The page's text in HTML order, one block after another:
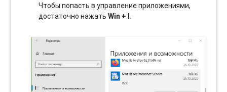
Чтобы попасть в управление приложениями,
достаточно нажатьWin + I.